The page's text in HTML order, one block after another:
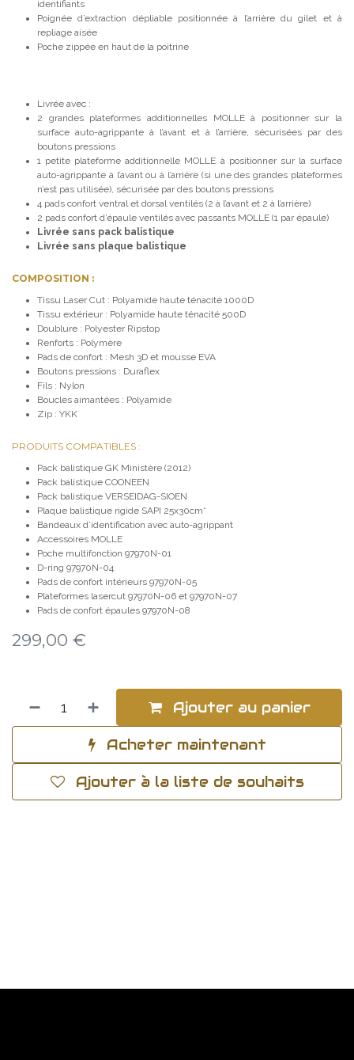
identifiants
Poignée d’extraction dépliable positionnée à l’arrière du gilet et à
repliage aisée
Poche zippée en haut de la poitrine
Livrée avec :
2 grandes plateformes additionnelles MOLLE à positionner sur la
surface auto-agrippante à l’avant et à l’arrière, sécurisées par des
boutons pressions
1 petite plateforme additionnelle MOLLE à positionner sur la surface
auto-agrippante à l’avant ou à l’arrière (si une des grandes plateformes
n’est pas utilisée), sécurisée par des boutons pressions
4 pads confort ventral et dorsal ventilés (2 à l’avant et 2 à l’arrière)
2 pads confort d’épaule ventilés avec passants MOLLE (1 par épaule)
Livrée sans pack balistique
Livrée sans plaque balistique
COMPOSITION :
Tissu Laser Cut : Polyamide haute ténacité 1000D
Tissu extérieur : Polyamide haute ténacité 500D
Doublure : Polyester Ripstop
Renforts : Polymère
Pads de confort : Mesh 3D et mousse EVA
Boutons pressions : Duraflex
Fils : Nylon
Boucles aimantées : Polyamide
Zip : YKK
PRODUITS COMPATIBLES :
Pack balistique GK Ministère (2012)
Pack balistique COONEEN
Pack balistique VERSEIDAG-SIOEN
Plaque balistique rigide SAPI 25x30cm*
Bandeaux d’identification avec auto-agrippant
Accessoires MOLLE
Poche multifonction 97970N-01
D-ring 97970N-04
Pads de confort intérieurs 97970N-05
Plateformes lasercut 97970N-06 et 97970N-07
Pads de confort épaules 97970N-08
299,00 €
Ajouter au panier
Acheter maintenant
Ajouter à la liste de souhaits